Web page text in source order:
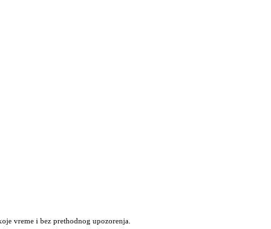
vreme i bez prethodnog upozorenja.